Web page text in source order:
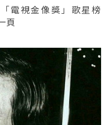
電視金像獎」歌星榜
頁